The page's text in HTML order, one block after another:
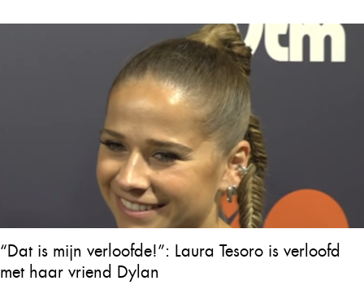
“Dat is mijn verloofde!”: Laura Tesoro is verloofd
met haar vriend Dylan